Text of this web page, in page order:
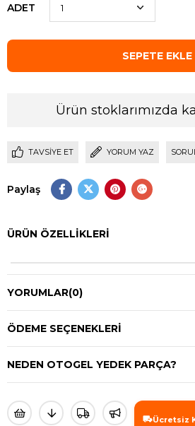
ADET
Ürün stoklarımızda
TAVSIYE ET YORUM YAZ
Paylaş
ÜRÜN ÖZELLIKLERI
YORUMLAR(0)
ÖDEME SEÇENEKLERI
NEDEN OTOGEL YEDEK PARÇA?
Ücretsiz